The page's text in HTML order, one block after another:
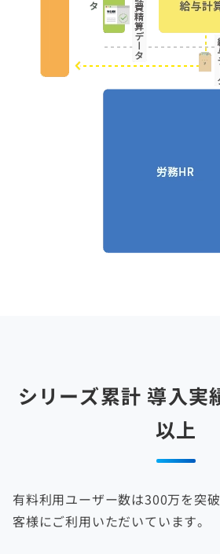
シリーズ累計 導入
以上
有料利用ユーザー数は300万を突
客様にご利用いただいています。